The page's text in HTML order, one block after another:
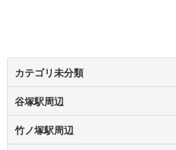
カテゴリ未分類
谷塚駅周辺
竹ノ塚駅周辺